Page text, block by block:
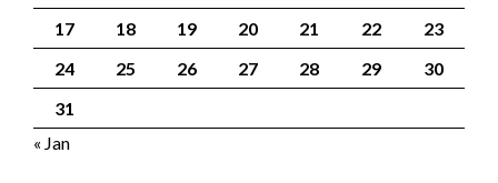
17
18 19 20 21 22
23
24
25 26 27 28 29
30
31
« Jan